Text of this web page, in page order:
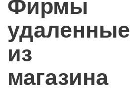
Фирмы
удаленные
из
магазина